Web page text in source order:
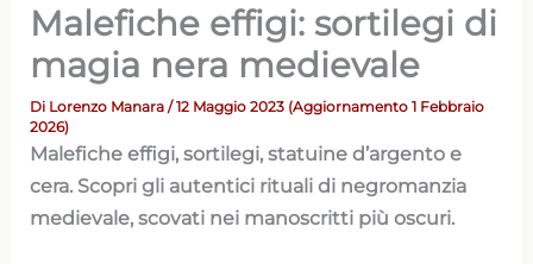
Malefiche effigi: sortilegi di
magia nera medievale
Di Lorenzo Manara/ 12 Maggio 2023 (Aggiornamento 1 Febbraio
2026)
Malefiche effigi, sortilegi, statuine d’argento e
cera. Scopri gli autentici rituali di negromanzia
medievale, scovati nei manoscritti più oscuri.